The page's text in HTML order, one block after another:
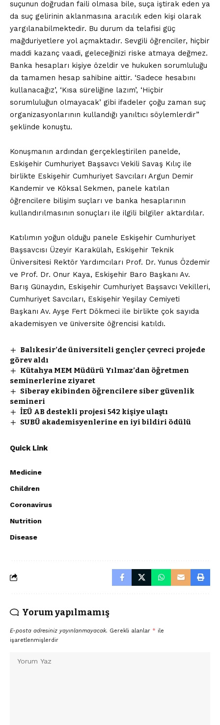
suçunun doğrudan faili olmasa bile, suça iştirak eden ya
da suç gelirinin aklanmasına aracılık eden kişi olarak
yargılanabilmektedir. Bu durum da telafisi güç
mağduriyetlere yol açmaktadır. Sevgili öğrenciler, hiçbir
maddi kazanç vaadi, geleceğinizi riske atmaya değmez.
Banka hesapları kişiye özeldir ve hukuken sorumluluğu
da tamamen hesap sahibine aittir. ‘Sadece hesabını
kullanacağız’, ‘Kısa süreliğine lazım’, ‘Hiçbir
sorumluluğun olmayacak’ gibi ifadeler çoğu zaman suç
organizasyonlarının kullandığı yanıltıcı söylemlerdir”
şeklinde konuştu.
Konuşmanın ardından gerçekleştirilen panelde,
Eskişehir Cumhuriyet Başsavcı Vekili Savaş Kılıç ile
birlikte Eskişehir Cumhuriyet Savcıları Argun Demir
Kandemir ve Köksal Sekmen, panele katılan
öğrencilere bilişim suçları ve banka hesaplarının
kullandırılmasının sonuçları ile ilgili bilgiler aktardılar.
Katılımın yoğun olduğu panele Eskişehir Cumhuriyet
Başsavcısı Üzeyir Karakülah, Eskişehir Teknik
Üniversitesi Rektör Yardımcıları Prof. Dr. Yunus Özdemir
ve Prof. Dr. Onur Kaya, Eskişehir Baro Başkanı Av.
Barış Günaydın, Eskişehir Cumhuriyet Başsavcı Vekilleri,
Cumhuriyet Savcıları, Eskişehir Yeşilay Cemiyeti
Başkanı Av. Ayşe Fert Dökmeci ile birlikte çok sayıda
akademisyen ve üniversite öğrencisi katıldı.
Balıkesir’de üniversiteli gençler çevreci projede
görev aldı
Kütahya MEM Müdürü Yılmaz’dan öğretmen
seminerlerine ziyaret
Siberay ekibinden öğrencilere siber güvenlik
semineri
İEÜ AB destekli projesi 542 kişiye ulaştı
SUBÜ akademisyenlerine en iyi bildiri ödülü
Quick Link
Medicine
Children
Coronavirus
Nutrition
Disease
Yorum yapılmamış
E-posta adresiniz yayınlanmayacak. Gerekli alanlar * ile
işaretlenmişlerdir